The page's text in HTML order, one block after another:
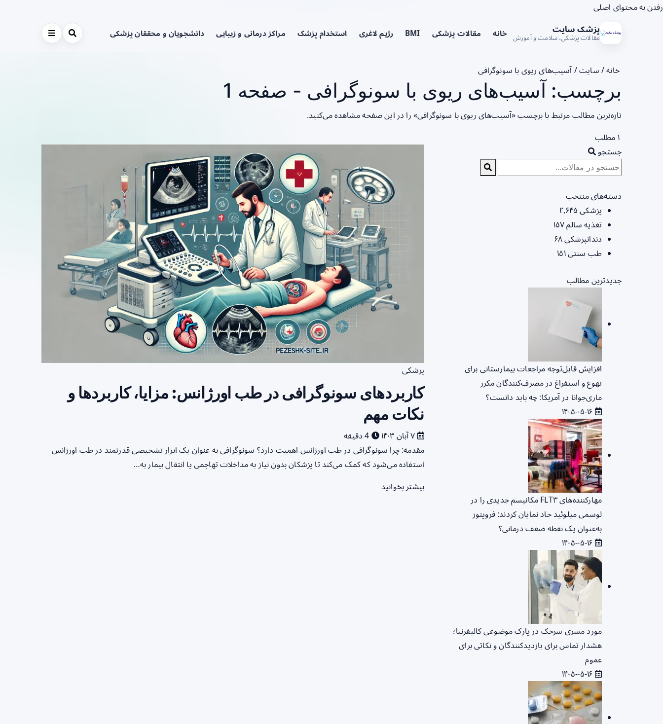
رفتن به محتوای اصلی
پزشک سایت
مقالات پزشکی، سلامت و آموزش خانه مقالات پزشکی BMI رژیم لاغری استخدام پزشک مراکز درمانی و زیبایی دانشجویان و محققان پزشکی
خانه/ سایت/ آسیب‌های ریوی با سونوگرافی
برچسب: آسیب‌های ریوی با سونوگرافی - صفحه 1
تازه‌ترین مطالب مرتبط با برچسب «آسیب‌های ریوی با سونوگرافی» را در این صفحه مشاهده می‌کنید.
۱ مطلب
پزشکی
کاربردهای سونوگرافی در طب اورژانس: مزایا، کاربردها و
نکات مهم
مقدمه: چرا سونوگرافی در طب اورژانس اهمیت دارد؟ سونوگرافی به عنوان یک ابزار تشخیصی قدرتمند در طب اورژانس
استفاده می‌شود که کمک می‌کند تا پزشکان بدون نیاز به مداخلات تهاجمی یا انتقال بیمار به…
بیشتر بخوانید
جستجو
دسته‌های منتخب
پزشکی ۲,۶۴۵
تغذیه سالم۱۵۷
دندانپزشکی۶۸
طب سنتی۱۵۱
جدیدترین مطالب
افزایش قابل‌توجه مراجعات بیمارستانی برای
تهوع و استفراغ در مصرف‌کنندگان مکرر
ماری‌جوانا در آمریکا: چه باید دانست؟
مهارکننده‌های FLT۳ مکانیسم جدیدی را در
لوسمی میلوئید حاد نمایان کردند: فروپتوز
به‌عنوان یک نقطه ضعف درمانی؟
مورد مسری سرخک در پارک موضوعی کالیفرنیا؛
هشدار تماس برای بازدیدکنندگان و نکاتی برای
عموم